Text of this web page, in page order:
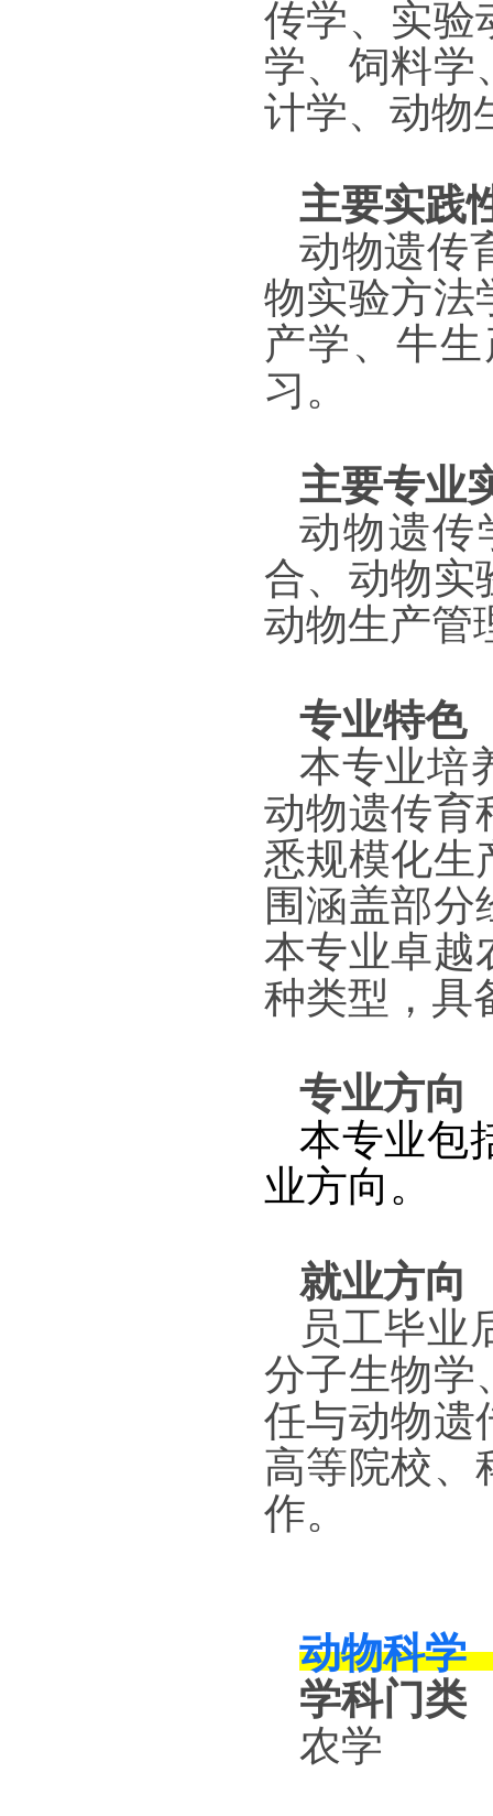
传学、实验
学、饲料学
计学、动物
主要实践
动物遗传
物实验方法
产学、牛
习。
主要专业
动物遗传
合、动物实
动物生产管
专业特色
本专业培
动物遗传育
悉规模化生
围涵盖部
本专业卓越
种类型，具
专业方向
本专业包
业方向。
就业方向
员工毕业
分子生物学
任与动物遗
高等院校、
作。
动物科学
学科门类
农学